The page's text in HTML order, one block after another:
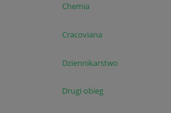
Chemia
Cracoviana
Dziennikarstwo
Drugi obieg